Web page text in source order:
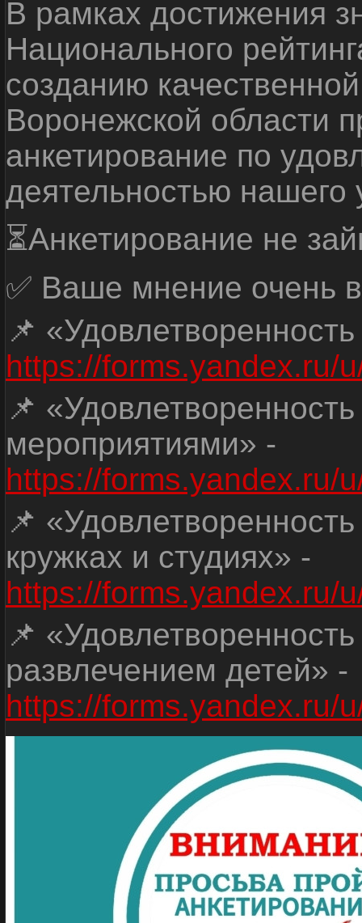
В рамках достижения
Национального
созданию
Воронежской области
анкетирование по
деятельностью нашего
⏳Анкетирование не
✅ Ваше мнение очень
📌
https://forms.yandex.ru/
📌
мероприятиями» -
https://forms.yandex.ru/
📌
кружках и студиях» -
https://forms.yandex.ru/
📌
развлечением детей» -
https://forms.yandex.ru/